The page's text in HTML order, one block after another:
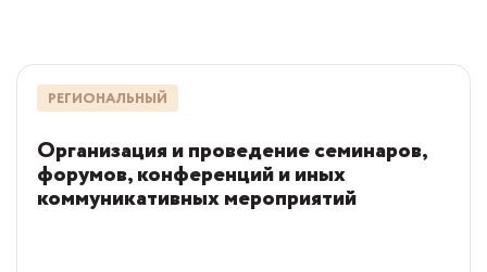
РЕГИОНАЛЬНЫЙ
Организация и проведение семинаров,
форумов, конференций и иных
коммуникативных мероприятий